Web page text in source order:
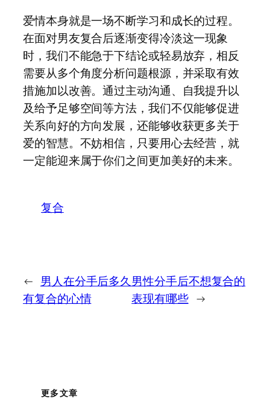
爱情本身就是一场不断学习和成长的过程。
在面对男友复合后逐渐变得冷淡这一现象
时，我们不能急于下结论或轻易放弃，相反
需要从多个角度分析问题根源，并采取有效
措施加以改善。通过主动沟通、自我提升以
及给予足够空间等方法，我们不仅能够促进
关系向好的方向发展，还能够收获更多关于
爱的智慧。不妨相信，只要用心去经营，就
一定能迎来属于你们之间更加美好的未来。
复合
← 男人在分手后多久
有复合的心情
男性分手后不想复合的
表现有哪些 →
更多文章